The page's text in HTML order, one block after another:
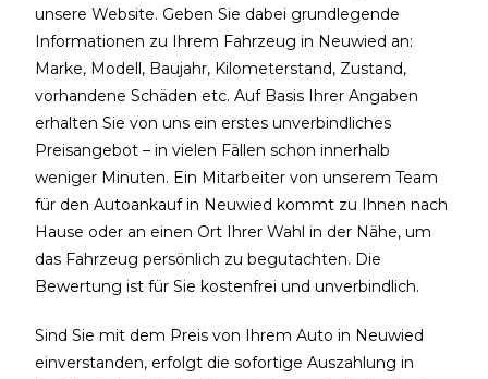
unsere Website. Geben Sie dabei grundlegende
Informationen zu Ihrem Fahrzeug in Neuwied an:
Marke, Modell, Baujahr, Kilometerstand, Zustand,
vorhandene Schäden etc. Auf Basis Ihrer Angaben
erhalten Sie von uns ein erstes unverbindliches
Preisangebot – in vielen Fällen schon innerhalb
weniger Minuten. Ein Mitarbeiter von unserem Team
für den Autoankauf in Neuwied kommt zu Ihnen nach
Hause oder an einen Ort Ihrer Wahl in der Nähe, um
das Fahrzeug persönlich zu begutachten. Die
Bewertung ist für Sie kostenfrei und unverbindlich.
Sind Sie mit dem Preis von Ihrem Auto in Neuwied
einverstanden, erfolgt die sofortige Auszahlung in